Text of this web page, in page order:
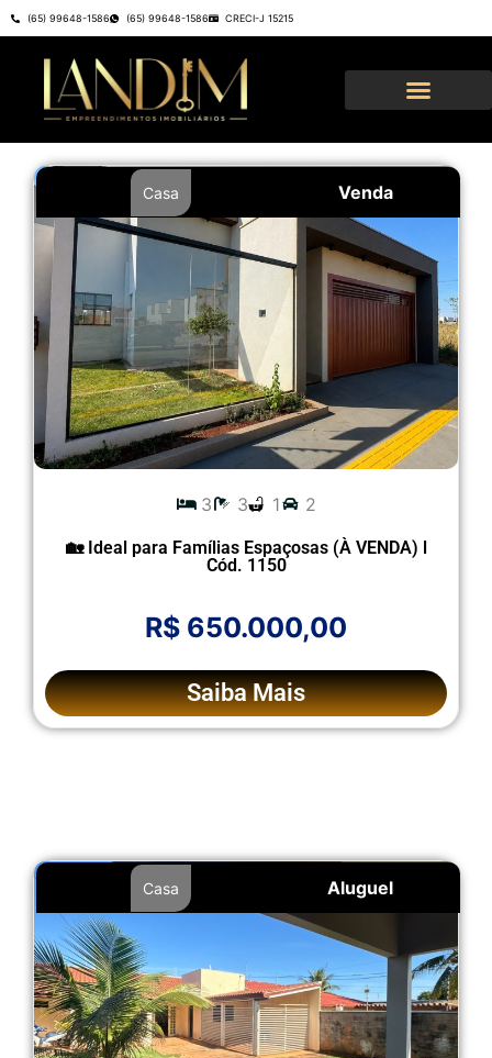
(65) 99648-1586 (65) 99648-1586 CRECI-J 15215
Venda
Casa
3 3 1 2
🏡 Ideal para Famílias Espaçosas (À VENDA) l
Cód. 1150
R$ 650.000,00
Saiba Mais
Aluguel
Casa